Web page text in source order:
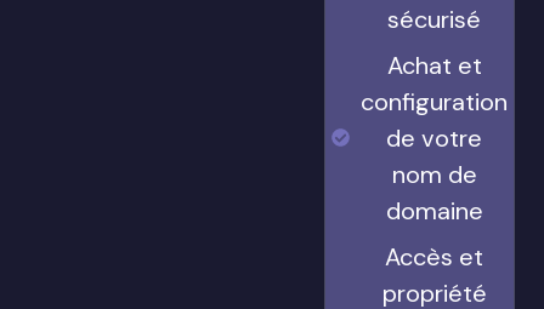
sécurisé
Achat et
configuration
de votre
nom de
domaine
Accès et
propriété